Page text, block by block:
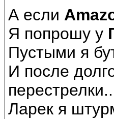
А если
Я попрошу у
Пустыми я
И после
Ларек я